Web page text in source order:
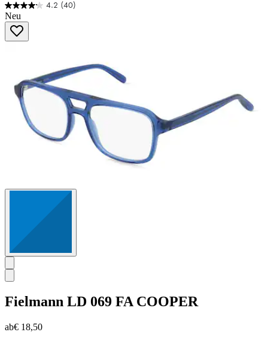
4.2 (40)
4.2
von
Sternen.
Neu
Fielmann LD 069 FA COOPER
ab€ 18,50